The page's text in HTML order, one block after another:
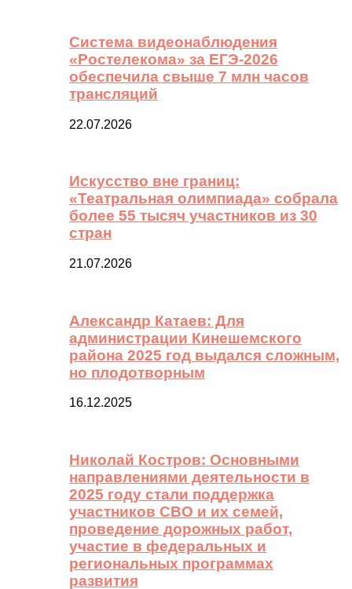
Система видеонаблюдения
«Ростелекома» за ЕГЭ-2026
обеспечила свыше 7 млн часов
трансляций
22.07.2026
Искусство вне границ:
«Театральная олимпиада» собрала
более 55 тысяч участников из 30
стран
21.07.2026
Александр Катаев: Для
администрации Кинешемского
района 2025 год выдался сложным,
но плодотворным
16.12.2025
Николай Костров: Основными
направлениями деятельности в
2025 году стали поддержка
участников СВО и их семей,
проведение дорожных работ,
участие в федеральных и
региональных программах
развития